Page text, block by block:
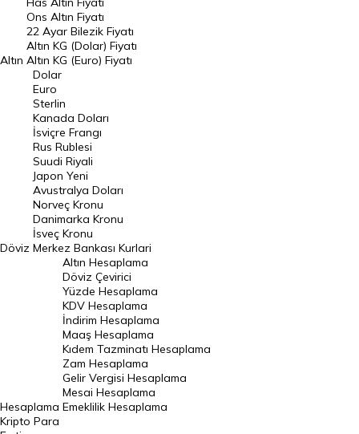
Döviz Kuru
Dolar Kuru
Euro Kuru
Pound Kuru
Frank Kuru
Riyal Kuru
Avustralya Doları
Danimarka Kronu Kuru
Kanada Doları Kuru
Norveç Kronu Kuru
İsveç Kronu Kuru
Japon Yeni Kuru
Serbest Piyasa Döviz Kurları
Merkez Bankası Döviz Kurları
Altın Fiyatları
Altın
Ons Altın Fiyatı
22 Ayar Bilezik Fiyatı
Altın KG (Dolar) Fiyatı
Altın KG (Euro) Fiyatı
Döviz
Dolar
Euro
Sterlin
Kanada Doları
İsviçre Frangı
Rus Rublesi
Suudi Riyali
Japon Yeni
Avustralya Doları
Norveç Kronu
Danimarka Kronu
İsveç Kronu
Merkez Bankası Kurlari
Hesaplama
Altın Hesaplama
Döviz Çevirici
Yüzde Hesaplama
KDV Hesaplama
İndirim Hesaplama
Maaş Hesaplama
Kıdem Tazminatı Hesaplama
Zam Hesaplama
Gelir Vergisi Hesaplama
Mesai Hesaplama
Emeklilik Hesaplama
Kripto Para